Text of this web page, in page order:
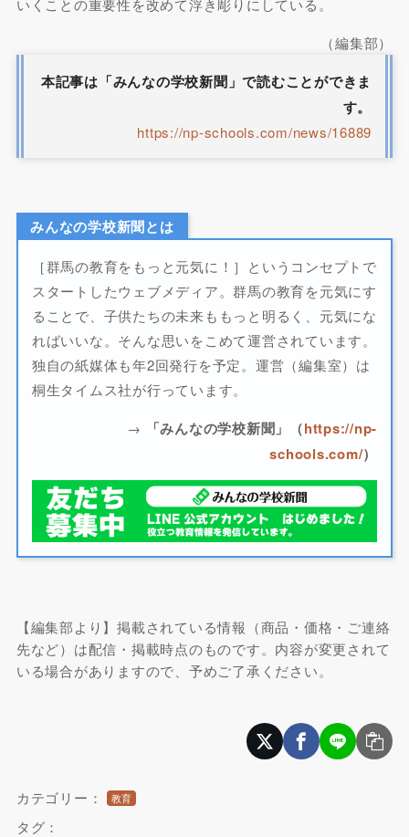
いくことの重要性を改めて浮き彫りにしている。
（編集部）
本記事は「みんなの学校新聞」で読むことができま
す。
https://np-schools.com/news/16889
みんなの学校新聞とは
［群馬の教育をもっと元気に！］というコンセプトで
スタートしたウェブメディア。群馬の教育を元気にす
ることで、子供たちの未来ももっと明るく、元気にな
ればいいな。そんな思いをこめて運営されています。
独自の紙媒体も年2回発行を予定。運営（編集室）は
桐生タイムス社が行っています。
→
「みんなの学校新聞」（https://np-
schools.com/）
【編集部より】掲載されている情報（商品・価格・ご連絡
先など）は配信・掲載時点のものです。内容が変更されて
いる場合がありますので、予めご了承ください。
カテゴリー： 教育
タグ：